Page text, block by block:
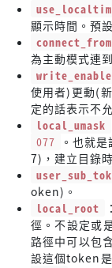
顯示時間。預
為主動模式連
write_enable
使用者)更動(
定的話表示不
local_umask
077
。也就
7)，建立目錄
oken)。
local_root
徑。不設定或
路徑中可以包
設這個token